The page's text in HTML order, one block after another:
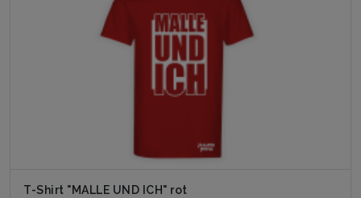
T-Shirt "MALLE UND ICH" rot